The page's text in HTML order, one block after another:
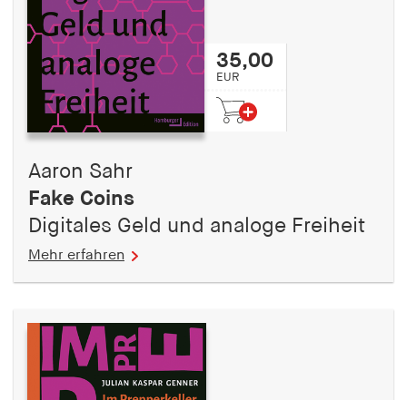
35,00
EUR
Aaron Sahr
Fake Coins
Digitales Geld und analoge Freiheit
Mehr erfahren